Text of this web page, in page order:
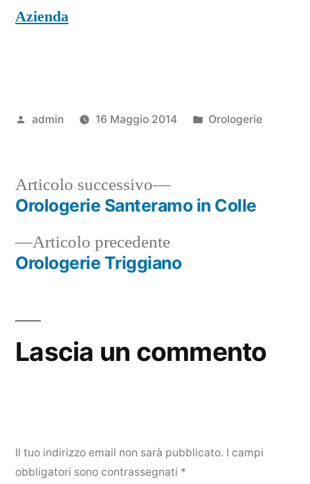
Azienda
Pubblicato
admin 16 Maggio 2014
Pubblicato
Orologerie
Navigazione
articoli
Articolo precedenteArticolo
precedente:
Orologerie Triggiano
Articolo successivo
Articolo
successivo:
Orologerie Santeramo in Colle
Lascia un commento
Il tuo indirizzo email non sarà pubblicato. I campi
obbligatori sono contrassegnati *